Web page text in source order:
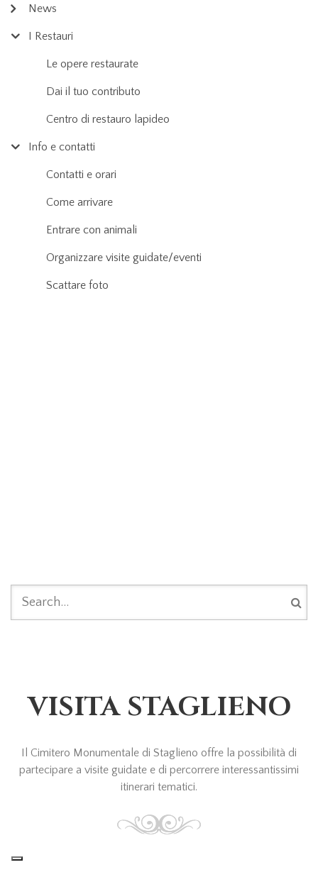
News
I Restauri
Le opere restaurate
Dai il tuo contributo
Centro di restauro lapideo
Info e contatti
Contatti e orari
Come arrivare
Entrare con animali
Organizzare visite guidate/eventi
Scattare foto
FORM DI RICERCA
VISITA STAGLIENO
Il Cimitero Monumentale di Staglieno offre la possibilità di
partecipare a visite guidate e di percorrere interessantissimi
itinerari tematici.